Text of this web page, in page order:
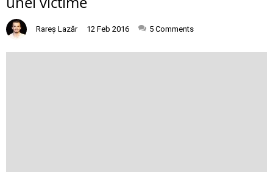
Rareș Lazăr 12 Feb 2016 5 Comments